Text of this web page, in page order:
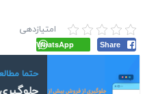
امتیازدهی
Share
WhatsApp
حتما